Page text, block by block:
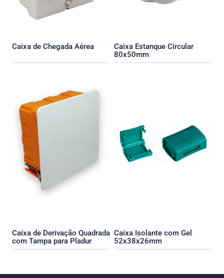
Caixa de Chegada Aérea
Caixa Estanque Circular
80x50mm
Caixa de Derivação Quadrada
com Tampa para Pladur
Caixa Isolante com Gel
52x38x26mm